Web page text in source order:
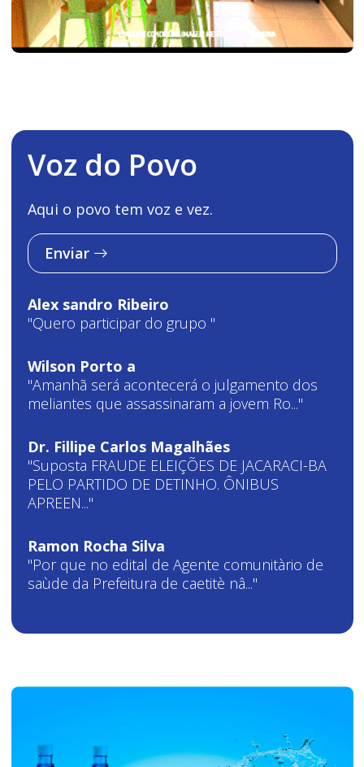
Voz do Povo
Aqui o povo tem voz e vez.
Enviar
Alex sandro Ribeiro
"Quero participar do grupo "
Wilson Porto a
"Amanhã será acontecerá o julgamento dos
meliantes que assassinaram a jovem Ro..."
Dr. Fillipe Carlos Magalhães
"Suposta FRAUDE ELEIÇÕES DE JACARACI-BA
PELO PARTIDO DE DETINHO. ÔNIBUS
APREEN..."
Ramon Rocha Silva
"Por que no edital de Agente comunitàrio de
saùde da Prefeitura de caetitè nâ..."